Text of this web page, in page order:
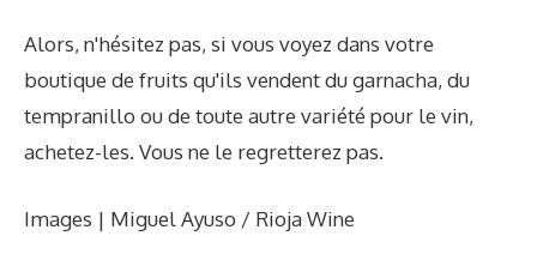
Alors, n'hésitez pas, si vous voyez dans votre
boutique de fruits qu'ils vendent du garnacha, du
tempranillo ou de toute autre variété pour le vin,
achetez-les. Vous ne le regretterez pas.
Images | Miguel Ayuso / Rioja Wine